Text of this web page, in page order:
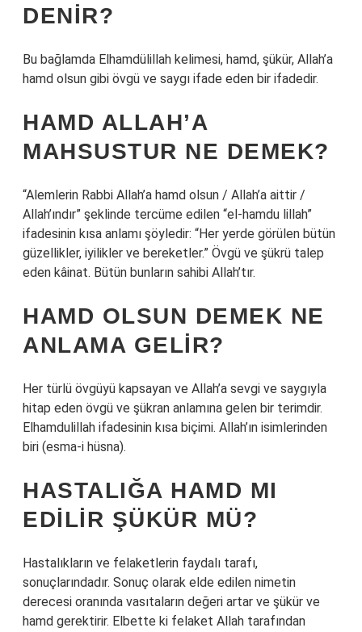
DENIR?
Bu bağlamda Elhamdülillah kelimesi, hamd, şükür, Allah’a
hamd olsun gibi övgü ve saygı ifade eden bir ifadedir.
HAMD ALLAH’A
MAHSUSTUR NE DEMEK?
“Alemlerin Rabbi Allah’a hamd olsun / Allah’a aittir /
Allah’ındır” şeklinde tercüme edilen “el-hamdu lillah”
ifadesinin kısa anlamı şöyledir: “Her yerde görülen bütün
güzellikler, iyilikler ve bereketler.” Övgü ve şükrü talep
eden kâinat. Bütün bunların sahibi Allah’tır.
HAMD OLSUN DEMEK NE
ANLAMA GELIR?
Her türlü övgüyü kapsayan ve Allah’a sevgi ve saygıyla
hitap eden övgü ve şükran anlamına gelen bir terimdir.
Elhamdulillah ifadesinin kısa biçimi. Allah’ın isimlerinden
biri (esma-i hüsna).
HASTALIĞA HAMD MI
EDILIR ŞÜKÜR MÜ?
Hastalıkların ve felaketlerin faydalı tarafı,
sonuçlarındadır. Sonuç olarak elde edilen nimetin
derecesi oranında vasıtaların değeri artar ve şükür ve
hamd gerektirir. Elbette ki felaket Allah tarafından